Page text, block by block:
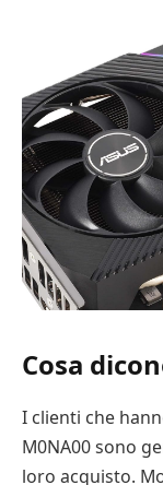
Cosa
I clienti che
M0NA00 sono
loro acquisto.